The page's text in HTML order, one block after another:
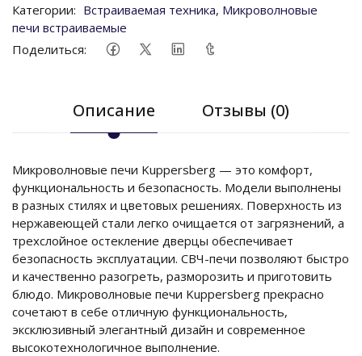
Категории: Встраиваемая техника, Микроволновые
печи встраиваемые
Поделиться:
Описание Отзывы (0)
Микроволновые печи Kuppersberg — это комфорт,
функциональность и безопасность. Модели выполнены
в разных стилях и цветовых решениях. Поверхность из
нержавеющей стали легко очищается от загрязнений, а
трехслойное остекление дверцы обеспечивает
безопасность эксплуатации. СВЧ-печи позволяют быстро
и качественно разогреть, разморозить и приготовить
блюдо. Микроволновые печи Kuppersberg прекрасно
сочетают в себе отличную функциональность,
эксклюзивный элегантный дизайн и современное
высокотехнологичное выполнение.